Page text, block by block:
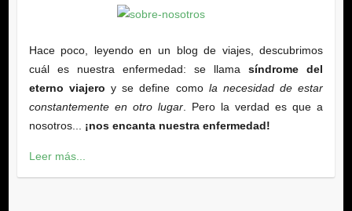
Hace poco, leyendo en un blog de viajes, descubrimos
cuál es nuestra enfermedad: se llamasíndrome del
eterno viajero y se define como la necesidad de estar
constantemente en otro lugar. Pero la verdad es que a
nosotros... ¡nos encanta nuestra enfermedad!
Leer más...